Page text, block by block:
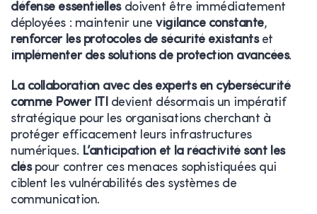
défense essentiellesdoivent être immédiatement
déployées : maintenir unevigilance constante,
renforcer les protocoles de sécurité existantset
implémenter des solutions de protection avancées.
La collaboration avec des experts en cybersécurité
comme Power ITIdevient désormais un impératif
stratégique pour les organisations cherchant à
protéger efficacement leurs infrastructures
numériques. L’anticipation et la réactivité sont les
cléspour contrer ces menaces sophistiquées qui
ciblent les vulnérabilités des systèmes de
communication.